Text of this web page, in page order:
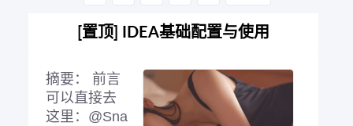
[置顶] IDEA基础配置与使用
摘要： 前言
可以直接去
这里：@Sna